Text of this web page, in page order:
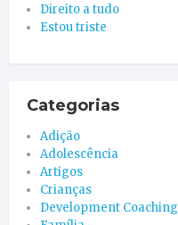
Direito a tudo
Estou triste
Categorias
Adição
Adolescência
Artigos
Crianças
Development Coaching